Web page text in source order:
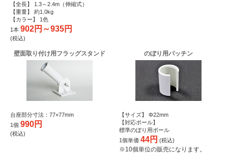
【全長】 1.3～2.4m（伸縮式）
【重量】 約1.0kg
【カラー】 1色
1本 902円～935円
(税込)
壁面取り付け用フラッグスタンド
台座部分寸法：77×77mm
1個 990円
(税込)
のぼり用パッチン
【サイズ】 Φ22mm
【対応ポール】
標準のぼり用ポール
1個単価 44円 (税込)
※10個単位の販売になります。